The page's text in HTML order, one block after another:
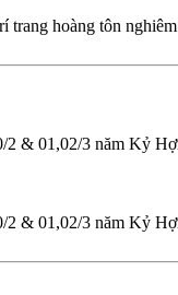
hoàng tôn
& 01,02/3 năm Kỷ
& 01,02/3 năm Kỷ